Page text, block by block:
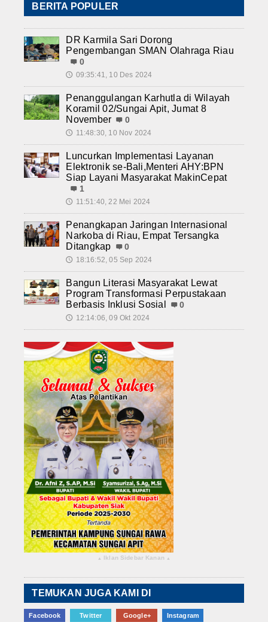
BERITA POPULER
DR Karmila Sari Dorong
Pengembangan SMAN Olahraga Riau
0
🕔 09:35:41, 10 Des 2024
Penanggulangan Karhutla di Wilayah
Koramil 02/Sungai Apit, Jumat 8
November
0
🕔 11:48:30, 10 Nov 2024
Luncurkan Implementasi Layanan
Elektronik se-Bali,Menteri AHY:BPN
Siap Layani Masyarakat MakinCepat
1
🕔 11:51:40, 22 Mei 2024
Penangkapan Jaringan Internasional
Narkoba di Riau, Empat Tersangka
Ditangkap
0
🕔 18:16:52, 05 Sep 2024
Bangun Literasi Masyarakat Lewat
Program Transformasi Perpustakaan
Berbasis Inklusi Sosial
0
🕔 12:14:06, 09 Okt 2024
▴ Iklan Sidebar Kanan ▴
TEMUKAN JUGA KAMI DI
Facebook Twitter Google+ Instagram